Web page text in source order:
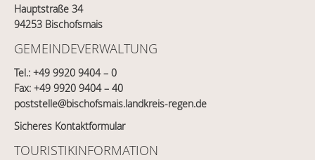
Hauptstraße 34
94253 Bischofsmais
GEMEINDEVERWALTUNG
Tel.: +49 9920 9404 – 0
Fax: +49 9920 9404 – 40
poststelle@bischofsmais.landkreis-regen.de
Sicheres Kontaktformular
TOURISTIKINFORMATION